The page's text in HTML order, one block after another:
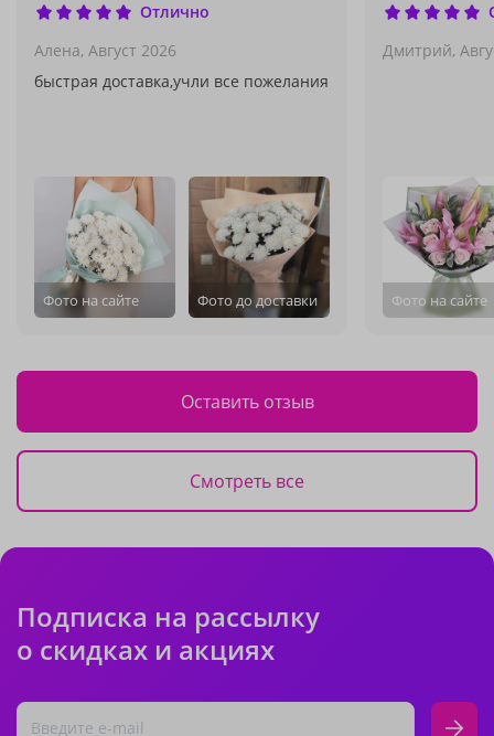
Отлично
Алена, Август 2026
быстрая доставка,учли все пожелания
Фото на сайте Фото до доставки
Дмитрий,
Фото на сайте
Оставить отзыв
Смотреть все
Подписка на рассылку
о скидках и акциях